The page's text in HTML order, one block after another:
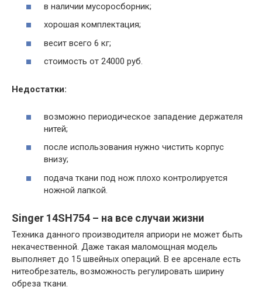
в наличии мусоросборник;
хорошая комплектация;
весит всего 6 кг;
стоимость от 24000 руб.
Недостатки:
возможно периодическое западение держателя
нитей;
после использования нужно чистить корпус
внизу;
подача ткани под нож плохо контролируется
ножной лапкой.
Singer 14SH754 – на все случаи жизни
Техника данного производителя априори не может быть
некачественной. Даже такая маломощная модель
выполняет до 15 швейных операций. В ее арсенале есть
нитеобрезатель, возможность регулировать ширину
обреза ткани.